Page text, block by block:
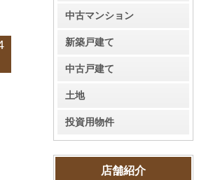
中古マンション
新築戸建て
中古戸建て
土地
投資用物件
店舗紹介